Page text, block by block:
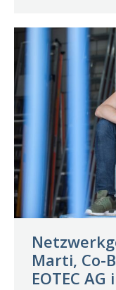
Marti, Co-
EOTEC